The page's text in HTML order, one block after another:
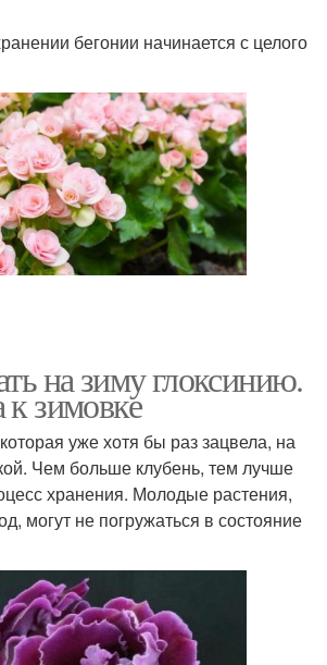
бегонии начинается с целого
на зиму глоксинию.
к зимовке
уже хотя бы раз зацвела, на
Чем больше клубень, тем лучше
хранения. Молодые растения,
могут не погружаться в состояние